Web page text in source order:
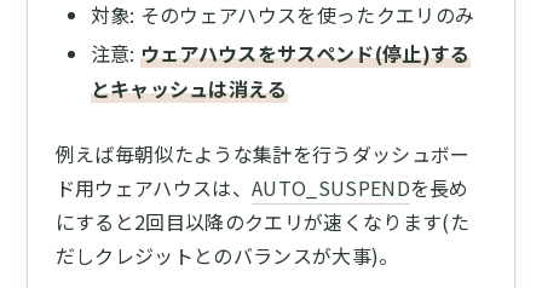
対象: そのウェアハウスを使ったクエリのみ
注意: ウェアハウスをサスペンド(停止)する
とキャッシュは消える
例えば毎朝似たような集計を行うダッシュボー
ド用ウェアハウスは、 AUTO_SUSPENDを長め
にすると2回目以降のクエリが速くなります(た
だしクレジットとのバランスが大事)。